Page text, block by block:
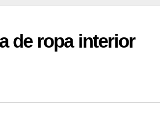
de ropa interior